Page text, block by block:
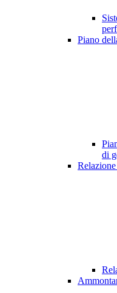
Piano
di